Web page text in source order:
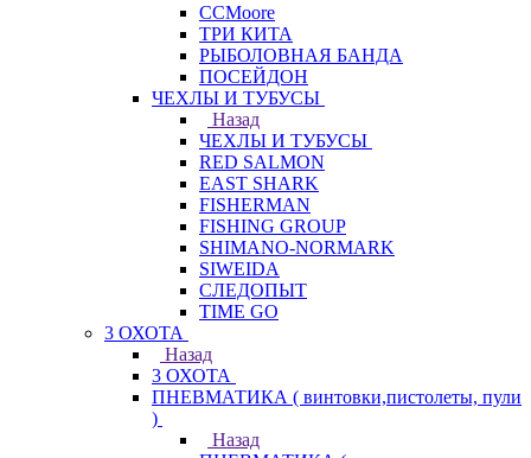
СCMoore
ТРИ КИТА
РЫБОЛОВНАЯ БАНДА
ПОСЕЙДОН
ЧЕХЛЫ И ТУБУСЫ
Назад
ЧЕХЛЫ И ТУБУСЫ
RED SALMON
EAST SHARK
FISHERMAN
FISHING GROUP
SHIMANO-NORMARK
SIWEIDA
СЛЕДОПЫТ
TIME GO
3 ОХОТА
Назад
3 ОХОТА
ПНЕВМАТИКА ( винтовки,пистолеты, пули
)
Назад